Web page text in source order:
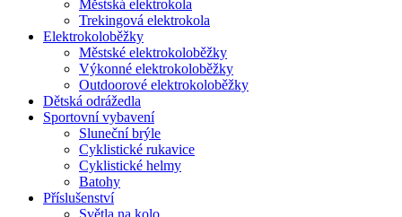
Městská elektrokola
Trekingová elektrokola
Elektrokoloběžky
Městské elektrokoloběžky
Výkonné elektrokoloběžky
Outdoorové elektrokoloběžky
Dětská odrážedla
Sportovní vybavení
Sluneční brýle
Cyklistické rukavice
Cyklistické helmy
Batohy
Příslušenství
Světla na kolo